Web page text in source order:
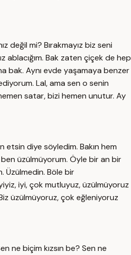
değil mi? Bırakmayız biz seni
ablacığım. Bak zaten çiçek de hep
bak. Aynı evde yaşamaya benzer
Lal, ama sen o senin
satar, bizi hemen unutur. Ay
etsin diye söyledim. Bakın hem
üzülmüyorum. Öyle bir an bir
Üzülmedin. Böle bir
iyi, çok mutluyuz, üzülmüyoruz
üzülmüyoruz, çok eğleniyoruz
ne biçim kızsın be? Sen ne